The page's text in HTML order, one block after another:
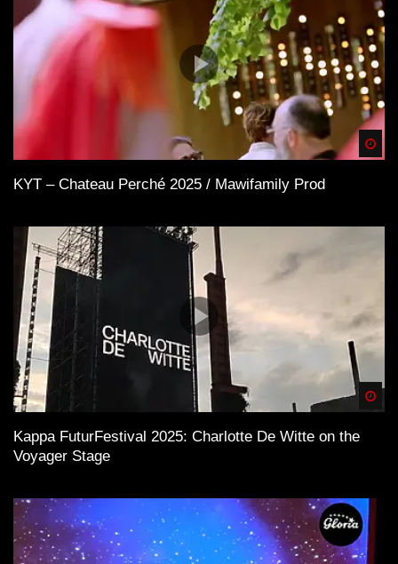
KYT – Chateau Perché 2025 / Mawifamily Prod
Kappa FuturFestival 2025: Charlotte De Witte on the
Voyager Stage